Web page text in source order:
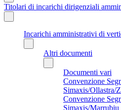
Titolari di incarichi dirigenziali
Incarichi amministrativi di
Altri documenti
Documenti vari
Convenzione
Simaxis/Ollastra/
Convenzione
Simaxis/Marrubiu